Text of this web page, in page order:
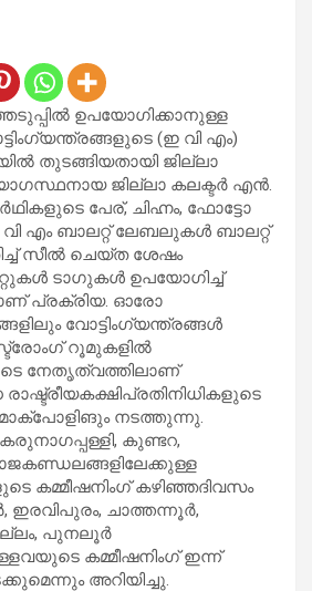
ഉപയോഗിക്കാനുള്ള
(ഇ വി എം)
തുടങ്ങിയതായി ജില്ലാ
ജില്ലാ കലക്ടര്‍ എന്‍.
പേര്, ചിഹ്നം, ഫോട്ടോ
എം ബാലറ്റ് ലേബലുകള്‍ ബാലറ്റ്
സീല്‍ ചെയ്ത ശേഷം
ടാഗുകള്‍ ഉപയോഗിച്ച്
പ്രക്രിയ. ഓരോ
വോട്ടിംഗ്‌യന്ത്രങ്ങള്‍
റൂമുകളില്‍
നേതൃത്വത്തിലാണ്
രാഷ്ട്രീയകക്ഷിപ്രതിനിധികളുടെ
നടത്തുന്നു.
കുണ്ടറ,
കമ്മീഷനിംഗ് കഴിഞ്ഞദിവസം
ഇരവിപുരം, ചാത്തന്നൂര്‍,
പുനലൂര്‍
കമ്മീഷനിംഗ് ഇന്ന്
അറിയിച്ചു.